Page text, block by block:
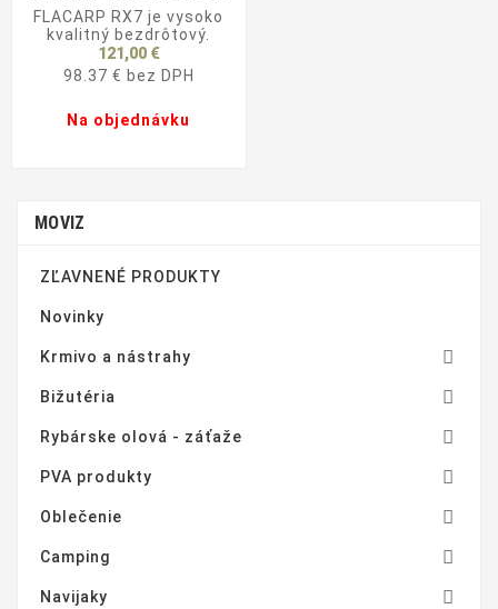
FLACARP RX7 je vysoko
kvalitný bezdrôtový.
121,00 €
98.37 € bez DPH
Na objednávku
MOVIZ
ZĽAVNENÉ PRODUKTY
Novinky
Krmivo a nástrahy 
Bižutéria 
Rybárske olová - záťaže 
PVA produkty 
Oblečenie 
Camping 
Navijaky 